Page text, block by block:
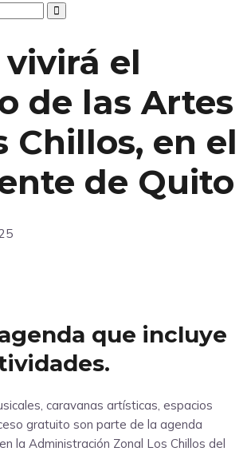
el
de las Artes
Chillos, en el
de Quito
que incluye
caravanas artísticas, espacios
gratuito son parte de la agenda
la Administración Zonal Los Chillos del